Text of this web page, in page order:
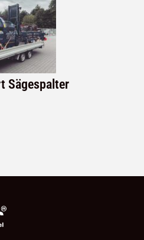
Sägespalter